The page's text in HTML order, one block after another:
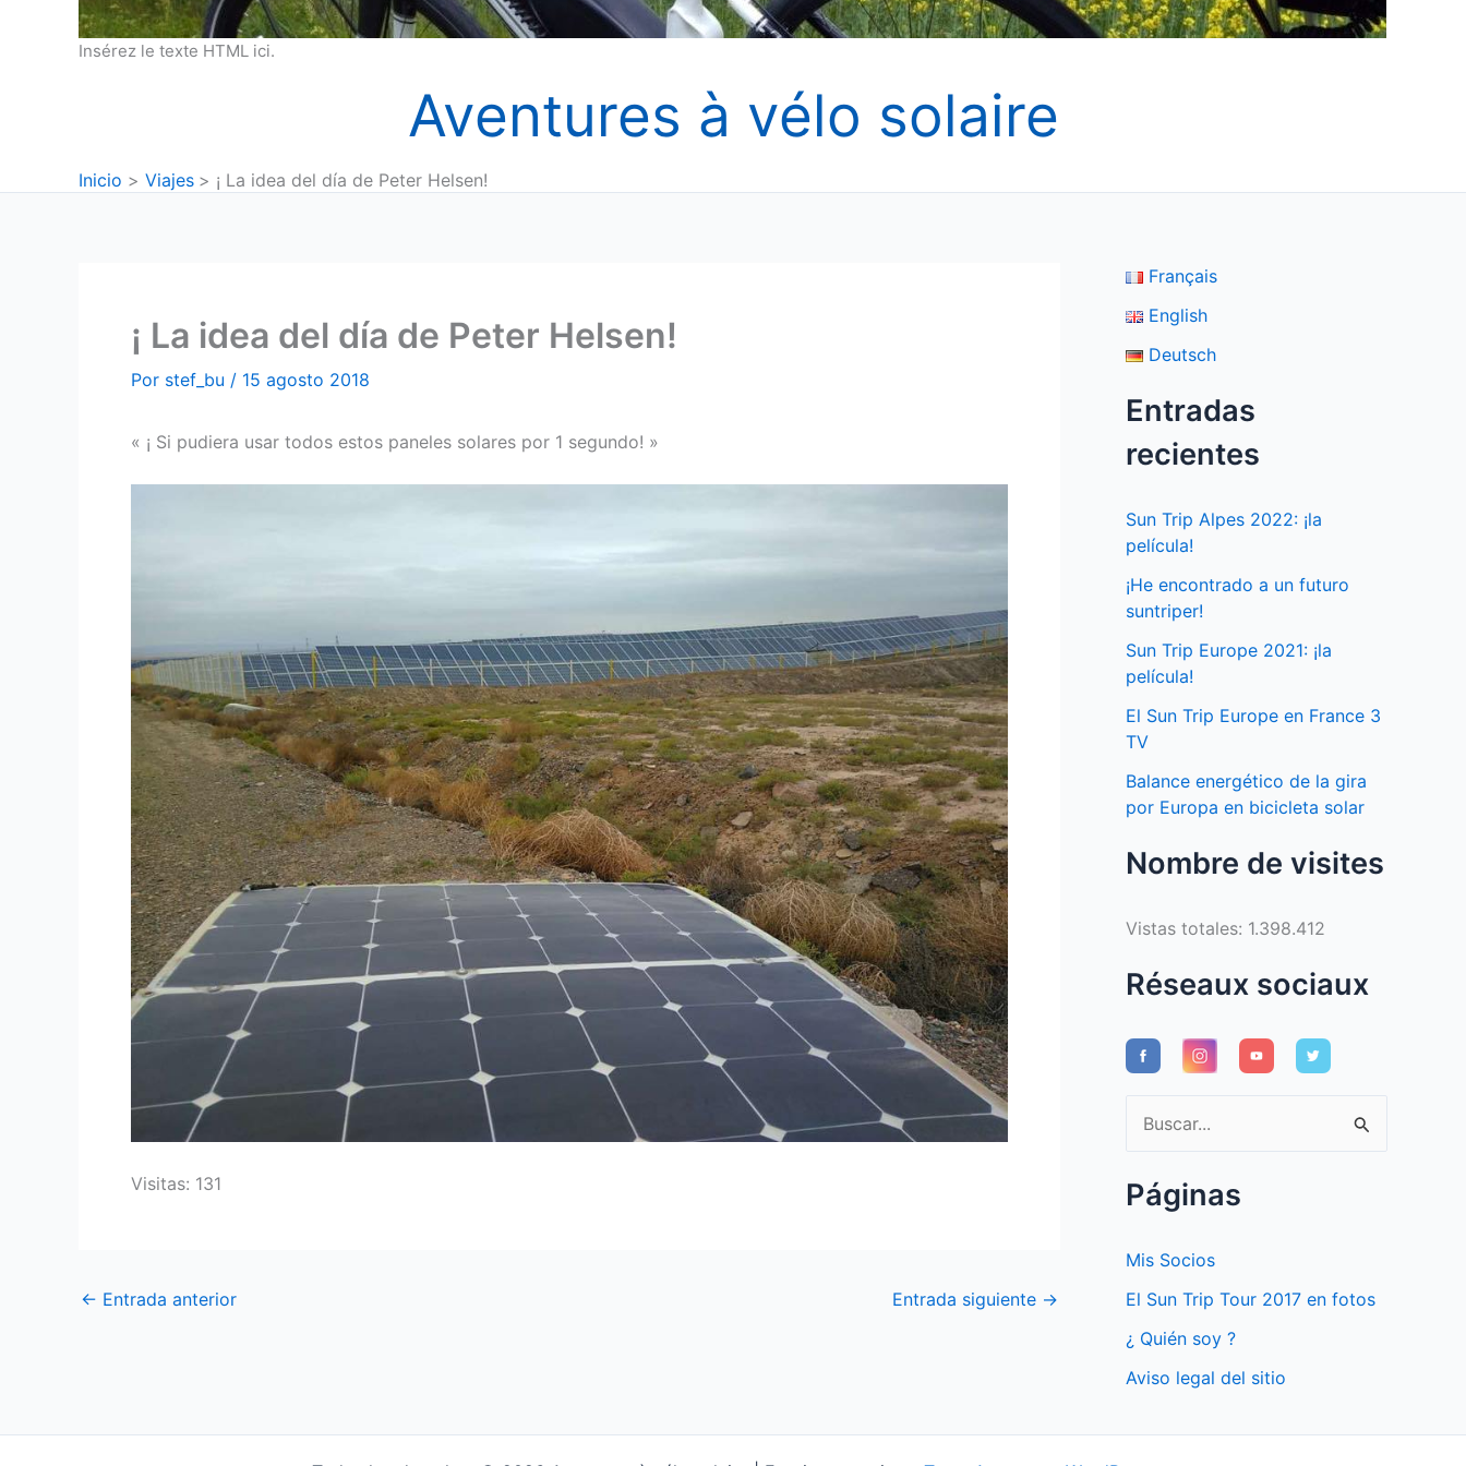
Insérez le texte HTML ici.
Aventures à vélo solaire
Inicio Viajes ¡ La idea del día de Peter Helsen!
¡ La idea del día de Peter Helsen!
Por stef_bu / 15 agosto 2018
« ¡ Si pudiera usar todos estos paneles solares por 1 segundo! »
Visitas: 131
← Entrada anterior Entrada siguiente →
Français
English
Deutsch
Entradas
recientes
Sun Trip Alpes 2022: ¡la
película!
¡He encontrado a un futuro
suntriper!
Sun Trip Europe 2021: ¡la
película!
El Sun Trip Europe en France 3
TV
Balance energético de la gira
por Europa en bicicleta solar
Nombre de visites
Vistas totales: 1.398.412
Réseaux sociaux
u
s
a
r
Páginas
Mis Socios
El Sun Trip Tour 2017 en fotos
¿ Quién soy ?
Aviso legal del sitio